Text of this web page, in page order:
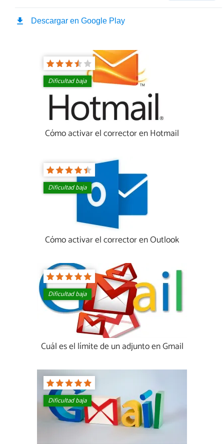
Dificultad baja
Cómo activar el corrector en Hotmail
Dificultad baja
Cómo activar el corrector en Outlook
Dificultad baja
Cuál es el límite de un adjunto en Gmail
Dificultad baja